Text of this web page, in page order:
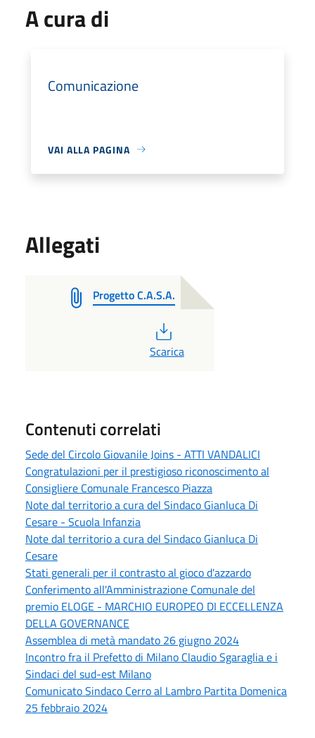
A cura di
Comunicazione
VAI ALLA PAGINA
Allegati
Progetto C.A.S.A.
Scarica
Contenuti correlati
Sede del Circolo Giovanile Joins - ATTI VANDALICI
Congratulazioni per il prestigioso riconoscimento al
Consigliere Comunale Francesco Piazza
Note dal territorio a cura del Sindaco Gianluca Di
Cesare - Scuola Infanzia
Note dal territorio a cura del Sindaco Gianluca Di
Cesare
Stati generali per il contrasto al gioco d'azzardo
Conferimento all'Amministrazione Comunale del
premio ELOGE - MARCHIO EUROPEO DI ECCELLENZA
DELLA GOVERNANCE
Assemblea di metà mandato 26 giugno 2024
Incontro fra il Prefetto di Milano Claudio Sgaraglia e i
Sindaci del sud-est Milano
Comunicato Sindaco Cerro al Lambro Partita Domenica
25 febbraio 2024